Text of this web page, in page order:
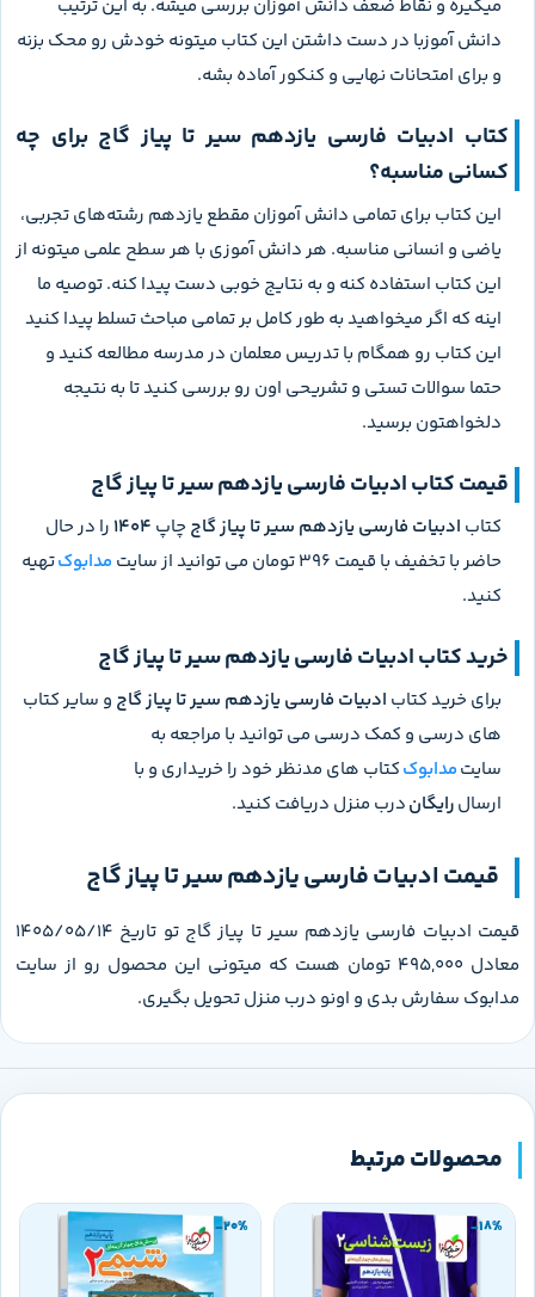
میگیره و نقاط ضعف دانش آموزان بررسی میشه. به این ترتیب
دانش آموزبا در دست داشتن این کتاب میتونه خودش رو محک بزنه
و برای امتحانات نهایی و کنکور آماده بشه.
کتاب ادبیات فارسی یازدهم سیر تا پیاز گاج برای چه
کسانی مناسبه؟
این کتاب برای تمامی دانش آموزان مقطع یازدهم رشته‌های تجربی،
یاضی و انسانی مناسبه. هر دانش آموزی با هر سطح علمی میتونه از
این کتاب استفاده کنه و به نتایج خوبی دست پیدا کنه. توصیه ما
اینه که اگر میخواهید به طور کامل بر تمامی مباحث تسلط پیدا کنید
این کتاب رو همگام با تدریس معلمان در مدرسه مطالعه کنید و
حتما سوالات تستی و تشریحی اون رو بررسی کنید تا به نتیجه
دلخواهتون برسید.
قیمت کتاب ادبیات فارسی یازدهم سیر تا پیاز گاج
کتاب ادبیات فارسی یازدهم سیر تا پیاز گاج چاپ 1404 را در حال
حاضر با تخفیف با قیمت 396 تومان می توانید از سایت
مدابوکتهیه
کنید.
خرید کتاب ادبیات فارسی یازدهم سیر تا پیاز گاج
برای خرید کتاب ادبیات فارسی یازدهم سیر تا پیاز گاج و سایر کتاب
های درسی و کمک درسی می توانید با مراجعه به
سایتمدابوککتاب های مدنظر خود را خریداری و با
ارسالرایگاندرب منزل دریافت کنید.
قیمت ادبیات فارسی یازدهم سیر تا پیاز گاج
قیمت ادبیات فارسی یازدهم سیر تا پیاز گاج تو تاریخ 1405/05/14
معادل 495,000 تومان هست که میتونی این محصول رو از سایت
مدابوک سفارش بدی و اونو درب منزل تحویل بگیری.
محصولات مرتبط
-18%
-20%